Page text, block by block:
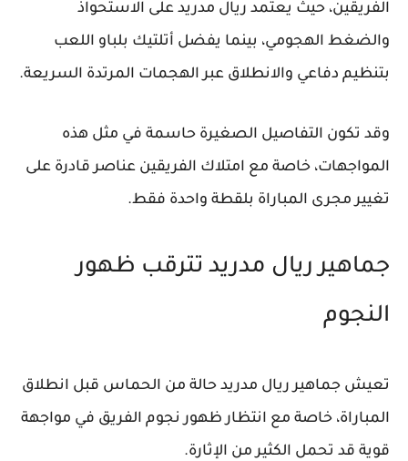
الفريقين، حيث يعتمد ريال مدريد على الاستحواذ
والضغط الهجومي، بينما يفضل أتلتيك بلباو اللعب
بتنظيم دفاعي والانطلاق عبر الهجمات المرتدة السريعة.
وقد تكون التفاصيل الصغيرة حاسمة في مثل هذه
المواجهات، خاصة مع امتلاك الفريقين عناصر قادرة على
تغيير مجرى المباراة بلقطة واحدة فقط.
جماهير ريال مدريد تترقب ظهور
النجوم
تعيش جماهير ريال مدريد حالة من الحماس قبل انطلاق
المباراة، خاصة مع انتظار ظهور نجوم الفريق في مواجهة
قوية قد تحمل الكثير من الإثارة.